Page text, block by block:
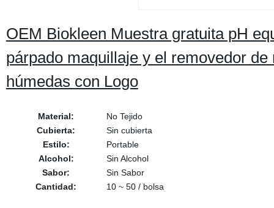
OEM Biokleen Muestra gratuita pH
párpado maquillaje y el removedor
húmedas con Logo
Material:
No Tejido
Cubierta:
Sin cubierta
Estilo:
Portable
Alcohol:
Sin Alcohol
Sabor:
Sin Sabor
Cantidad:
10 ~ 50 / bolsa